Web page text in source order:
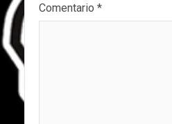
Comentario *